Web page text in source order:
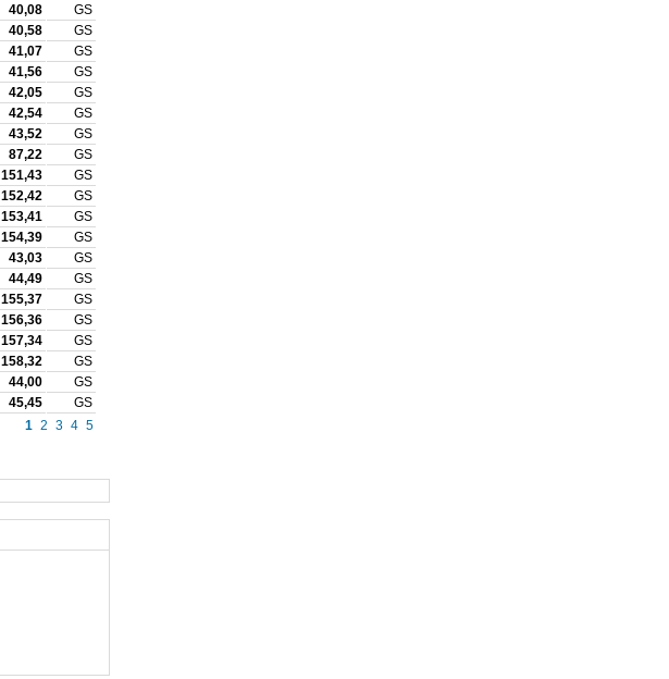
40,08
GS
40,58
GS
41,07
GS
41,56
GS
42,05
GS
42,54
GS
43,52
GS
87,22
GS
151,43
GS
152,42
GS
153,41
GS
154,39
GS
43,03
GS
44,49
GS
155,37
GS
156,36
GS
157,34
GS
158,32
GS
44,00
GS
45,45
GS
1 2 3 4 5